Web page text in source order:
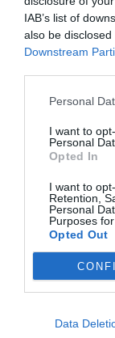
IAB’s list of
also be
Downstream
Personal
I want to
Personal
Opted In
I want to
Retention,
Personal
Purposes
Opted Out
Data
08/02 -
Όλα τα
08/02 -
Taxi
Ήρθατε